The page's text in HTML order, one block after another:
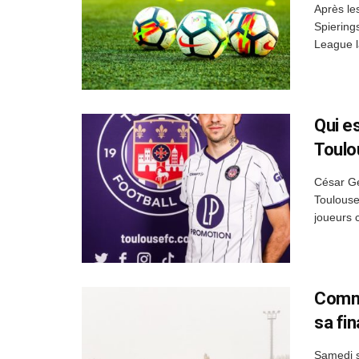
Après
League
Qui
César
joueurs
sa
Samedi